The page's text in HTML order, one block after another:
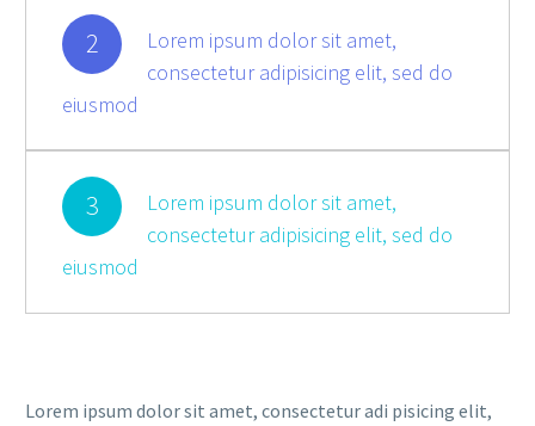
2
Lorem ipsum dolor sit amet,
consectetur adipisicing elit, sed do
eiusmod
3
Lorem ipsum dolor sit amet,
consectetur adipisicing elit, sed do
eiusmod
Lorem ipsum dolor sit amet, consectetur adi pisicing elit,